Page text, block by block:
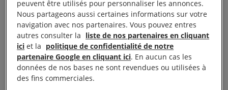
Présentation
Les réunions du groupe local ont eu lieu le troisième
mercredi de chaque mois à 20h au centre Jean
Richepin et nous avons mis en place le partage d’un
peuvent être utilisés pour personnaliser les annonces.
Nous partageons aussi certaines informations sur votre
navigation avec nos partenaires. Vous pouvez entres
autres consulter la liste de nos partenaires en cliquant
ici et la politique de confidentialité de notre
partenaire Google en cliquant ici. En aucun cas les
données de nos bases ne sont revendues ou utilisées à
des fins commerciales.